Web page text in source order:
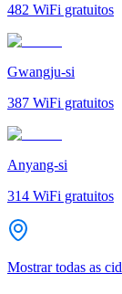
482 WiFi gratuitos
Gwangju-si
387 WiFi gratuitos
Anyang-si
314 WiFi gratuitos
Mostrar todas as